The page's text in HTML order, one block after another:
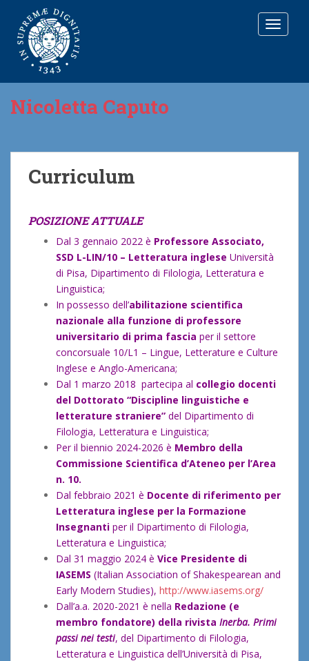
T
O
L
I
Nicoletta Caputo
Curriculum
POSIZIONE ATTUALE
Dal 3 gennaio 2022 è Professore Associato,
SSD L-LIN/10 – Letteratura inglese Università
di Pisa, Dipartimento di Filologia, Letteratura e
Linguistica;
In possesso dell’abilitazione scientifica
nazionale alla funzione di professore
universitario di prima fascia per il settore
concorsuale 10/L1 – Lingue, Letterature e Culture
Inglese e Anglo-Americana;
Dal 1 marzo 2018 partecipa al collegio docenti
del Dottorato “Discipline linguistiche e
letterature straniere” del Dipartimento di
Filologia, Letteratura e Linguistica;
Per il biennio 2024-2026 è Membro della
Commissione Scientifica d’Ateneo per l’Area
n. 10.
Dal febbraio 2021 è Docente di riferimento per
Letteratura inglese per la Formazione
Insegnanti per il Dipartimento di Filologia,
Letteratura e Linguistica;
Dal 31 maggio 2024 è Vice Presidente di
IASEMS (Italian Association of Shakespearean and
Early Modern Studies), http://www.iasems.org/
Dall’a.a. 2020-2021 è nella Redazione (e
membro fondatore) della rivista Inerba. Primi
passi nei testi, del Dipartimento di Filologia,
Letteratura e Linguistica dell’Università di Pisa,